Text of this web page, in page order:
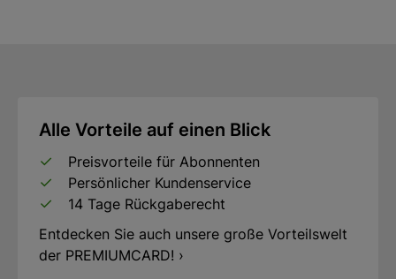
Alle Vorteile auf einen Blick
Preisvorteile für Abonnenten
Persönlicher Kundenservice
14 Tage Rückgaberecht
Entdecken Sie auch unsere große Vorteilswelt
der PREMIUMCARD! ›